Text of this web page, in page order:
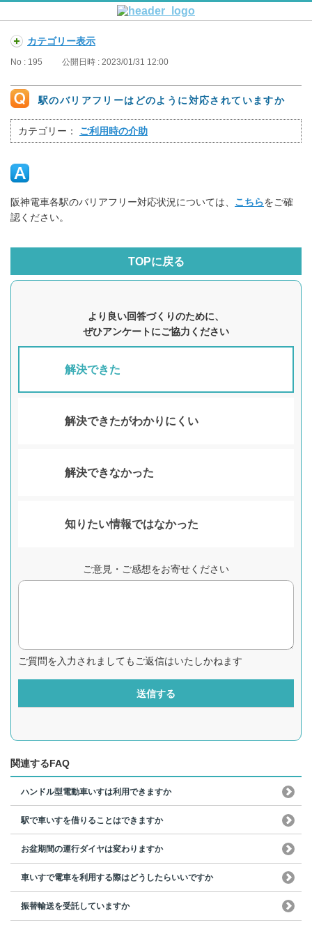
カテゴリー表示
No : 195 公開日時 : 2023/01/31 12:00
駅のバリアフリーはどのように対応されていますか
カテゴリー： ご利用時の介助
阪神電車各駅のバリアフリー対応状況については、 こちらをご確
認ください。
TOPに戻る
より良い回答づくりのために、
ぜひアンケートにご協力ください
解決できた
解決できたがわかりにくい
解決できなかった
知りたい情報ではなかった
ご意見・ご感想をお寄せください
ご質問を入力されましてもご返信はいたしかねます
送信する
関連するFAQ
ハンドル型電動車いすは利用できますか
駅で車いすを借りることはできますか
お盆期間の運行ダイヤは変わりますか
車いすで電車を利用する際はどうしたらいいですか
振替輸送を受託していますか